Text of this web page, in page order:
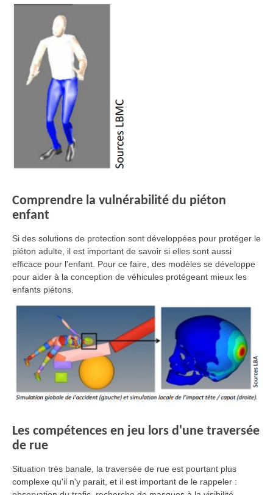
Comprendre la vulnérabilité du piéton
enfant
Si des solutions de protection sont développées pour protéger le
piéton adulte, il est important de savoir si elles sont aussi
efficace pour l'enfant. Pour ce faire, des modèles se développe
pour aider à la conception de véhicules protégeant mieux les
enfants piétons.
Les compétences en jeu lors d'une traversée
de rue
Situation très banale, la traversée de rue est pourtant plus
complexe qu'il n'y parait, et il est important de le rappeler :